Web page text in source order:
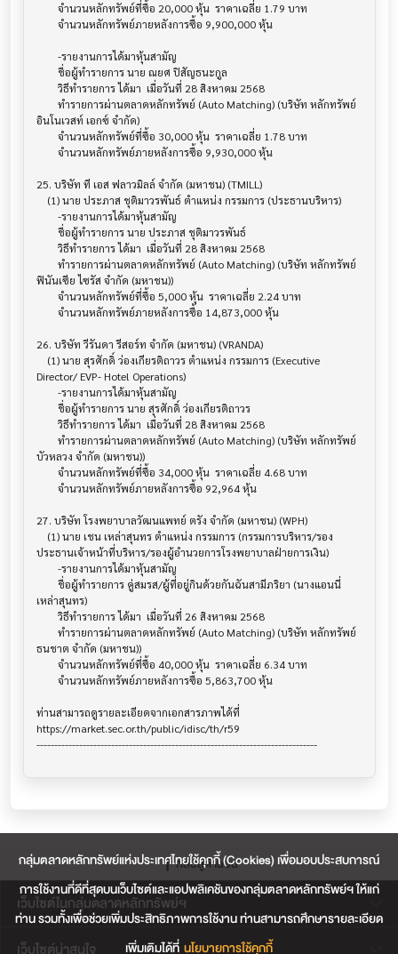
กลุ่มตลาดหลักทรัพย์แห่งประเทศไทยใช้คุกกี้ (Cookies) เพื่อมอบประสบการณ์
การใช้งานที่ดีที่สุดบนเว็บไซต์และแอปพลิเคชันของกลุ่มตลาดหลักทรัพย์ฯ ให้แก่
ท่าน รวมทั้งเพื่อช่วยเพิ่มประสิทธิภาพการใช้งาน ท่านสามารถศึกษารายละเอียด
เพิ่มเติมได้ที่ นโยบายการใช้คุกกี้
กลับสู่ด้านบน
เว็บไซต์ในกลุ่มตลาดหลักทรัพย์ฯ